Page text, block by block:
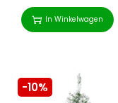
In Winkelwagen
-10%